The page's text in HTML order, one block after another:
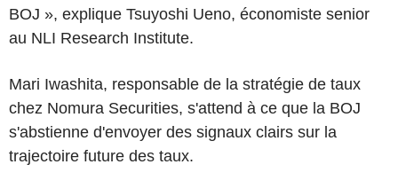
BOJ », explique Tsuyoshi Ueno, économiste senior
au NLI Research Institute.
Mari Iwashita, responsable de la stratégie de taux
chez Nomura Securities, s'attend à ce que la BOJ
s'abstienne d'envoyer des signaux clairs sur la
trajectoire future des taux.